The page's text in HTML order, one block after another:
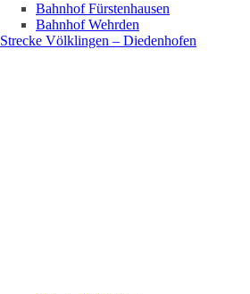
Bahnhof Fürstenhausen
Bahnhof Wehrden
Strecke Völklingen – Diedenhofen